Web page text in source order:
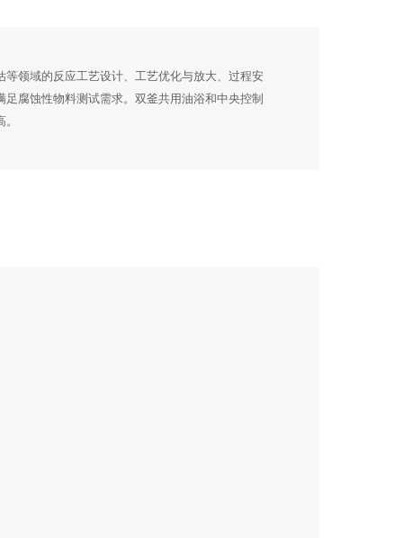
领域的反应工艺设计、工艺优化与放大、过程安
腐蚀性物料测试需求。双釜共用油浴和中央控制